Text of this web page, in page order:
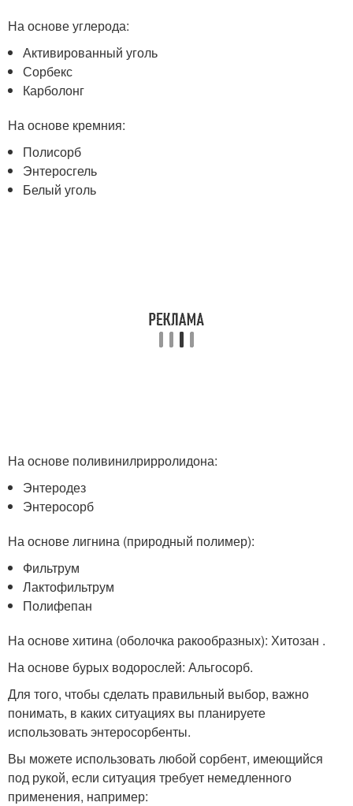
На основе углерода:
Активированный уголь
Сорбекс
Карболонг
На основе кремния:
Полисорб
Энтеросгель
Белый уголь
На основе поливинилрирролидона:
Энтеродез
Энтеросорб
На основе лигнина (природный полимер):
Фильтрум
Лактофильтрум
Полифепан
На основе хитина (оболочка ракообразных): Хитозан .
На основе бурых водорослей: Альгосорб.
Для того, чтобы сделать правильный выбор, важно
понимать, в каких ситуациях вы планируете
использовать энтеросорбенты.
Вы можете использовать любой сорбент, имеющийся
под рукой, если ситуация требует немедленного
применения, например: